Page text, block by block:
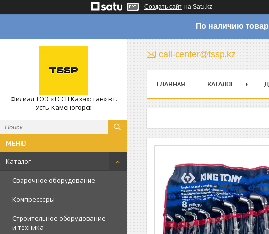
Создать сайт на Satu.kz
По наличию
Филиал ТОО «ТССП Казахстан» в г.
Усть-Каменогорск
Каталог
Сварочное оборудование
Компрессоры
Строительное оборудование
и техника
call-center@tssp.kz
ГЛАВНАЯ КАТАЛОГ